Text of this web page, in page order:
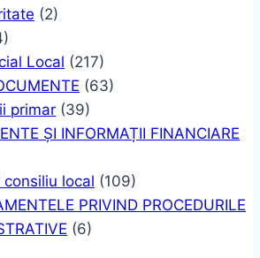
(2)
Local (217)
(63)
primar (39)
ȘI INFORMAȚII FINANCIARE
local (109)
PRIVIND PROCEDURILE
(6)